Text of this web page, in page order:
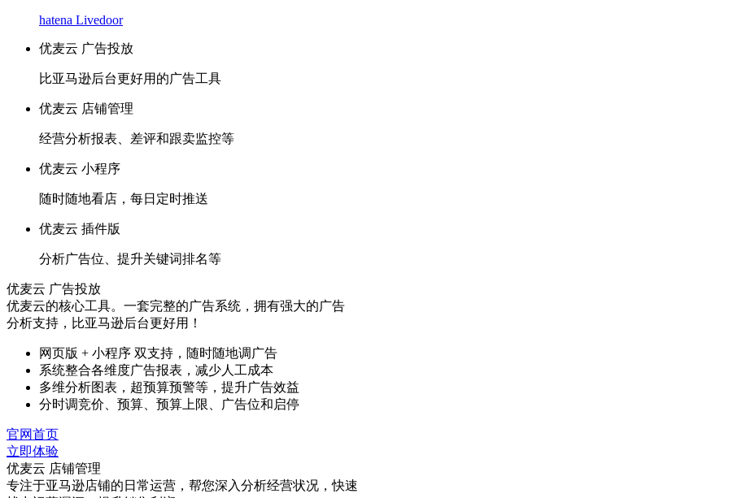
hatena Livedoor
优麦云 广告投放
比亚马逊后台更好用的广告工具
优麦云 店铺管理
经营分析报表、差评和跟卖监控等
优麦云 小程序
随时随地看店，每日定时推送
优麦云 插件版
分析广告位、提升关键词排名等
优麦云 广告投放
优麦云的核心工具。一套完整的广告系统，拥有强大的广告
分析支持，比亚马逊后台更好用！
网页版 + 小程序 双支持，随时随地调广告
系统整合各维度广告报表，减少人工成本
多维分析图表，超预算预警等，提升广告效益
分时调竞价、预算、预算上限、广告位和启停
官网首页
立即体验
优麦云 店铺管理
专注于亚马逊店铺的日常运营，帮您深入分析经营状况，快速